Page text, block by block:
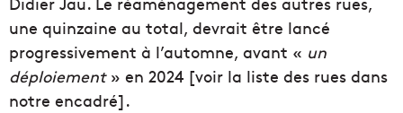
une quinzaine au total, devrait être lancé
progressivement à l’automne, avant « un
déploiement» en 2024 [voir la liste des rues dans
notre encadré].